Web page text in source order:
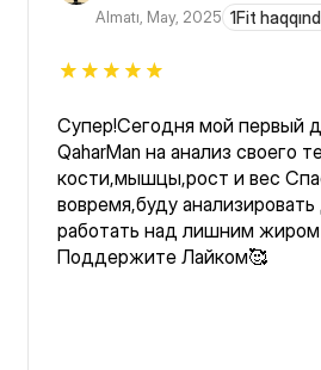
Almatı, May, 2025 1Fit
Супер!Сегодня мой первый
QaharMan на анализ своего
кости,мышцы,рост и вес
вовремя,буду
работать над лишним
Поддержите Лайком🥰